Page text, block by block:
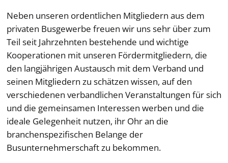
Neben unseren ordentlichen Mitgliedern aus dem
privaten Busgewerbe freuen wir uns sehr über zum
Teil seit Jahrzehnten bestehende und wichtige
Kooperationen mit unseren Fördermitgliedern, die
den langjährigen Austausch mit dem Verband und
seinen Mitgliedern zu schätzen wissen, auf den
verschiedenen verbandlichen Veranstaltungen für sich
und die gemeinsamen Interessen werben und die
ideale Gelegenheit nutzen, ihr Ohr an die
branchenspezifischen Belange der
Busunternehmerschaft zu bekommen.